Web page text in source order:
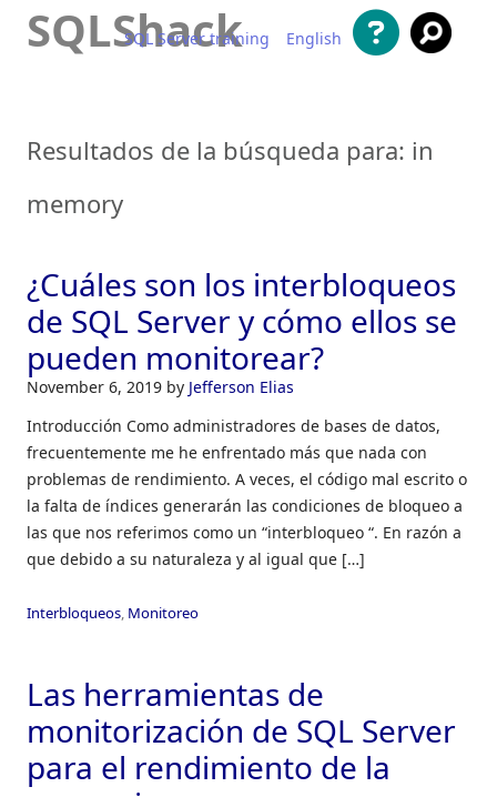
SQLShack
SQL Server training English
Resultados de la búsqueda para: in
memory
¿Cuáles son los interbloqueos
de SQL Server y cómo ellos se
pueden monitorear?
November 6, 2019 by Jefferson Elias
Introducción Como administradores de bases de datos,
frecuentemente me he enfrentado más que nada con
problemas de rendimiento. A veces, el código mal escrito o
la falta de índices generarán las condiciones de bloqueo a
las que nos referimos como un “interbloqueo “. En razón a
que debido a su naturaleza y al igual que […]
Interbloqueos, Monitoreo
Las herramientas de
monitorización de SQL Server
para el rendimiento de la